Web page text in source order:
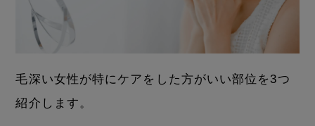
毛深い女性が特にケアをした方がいい部位を3つ
紹介します。